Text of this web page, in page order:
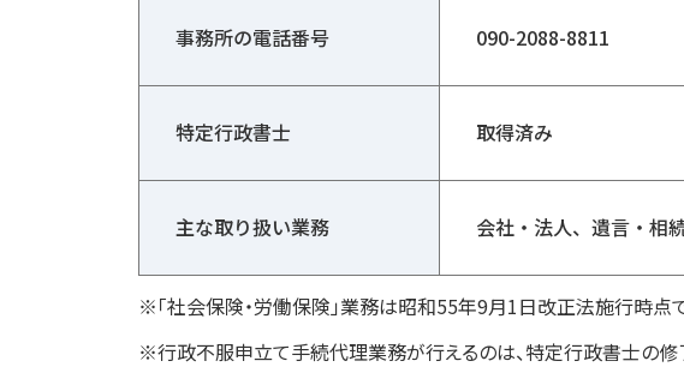
事務所の電話番号 090-2088-8811
特定行政書士 取得済み
主な取り扱い業務 会社・法人、遺言・相
※「社会保険・労働保険」業務は昭和55年9月1日改正法施行時点
※行政不服申立て手続代理業務が行えるのは、特定行政書士の修